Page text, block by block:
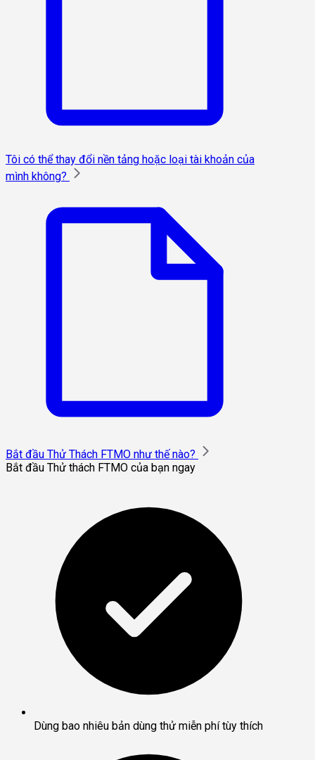
Tôi có thể thay đổi nền tảng hoặc loại tài khoản của
mình không?
Bắt đầu Thử Thách FTMO như thế nào?
Bắt đầu Thử thách FTMO của bạn ngay
Dùng bao nhiêu bản dùng thử miễn phí tùy thích